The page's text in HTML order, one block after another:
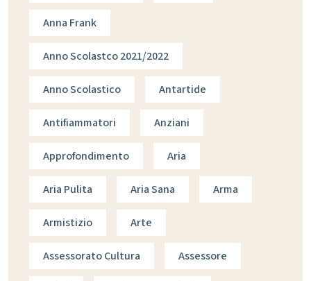
Anna Frank
Anno Scolastco 2021/2022
Anno Scolastico Antartide
Antifiammatori Anziani
Approfondimento Aria
Aria Pulita Aria Sana Arma
Armistizio Arte
Assessorato Cultura Assessore